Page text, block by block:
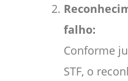
falho:
Conforme
STF, o